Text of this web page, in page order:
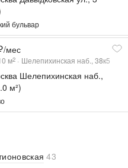
бульвар
/мес
м2 Шелепихинская наб., 38к5
Шелепихинская наб.,
м²)
43